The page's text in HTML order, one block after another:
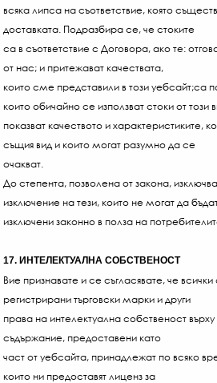
всяка липса на съответствие, която
доставката. Подразбира се, че стоките
са в съответствие с Договора, ако те:
от нас; и притежават качествата,
които сме представили в този уебсайт;са
които обичайно се използват стоки от този
показват качеството и характеристиките,
същия вид и които могат разумно да се
очакват.
До степента, позволена от закона,
изключение на тези, които не могат да
изключени законно в полза на
17. ИНТЕЛЕКТУАЛНА СОБСТВЕНОСТ
Вие признавате и се съгласявате, че
регистрирани търговски марки и други
права на интелектуална собственост
съдържание, предоставени като
част от уебсайта, принадлежат по всяко
които ни предоставят лиценз за